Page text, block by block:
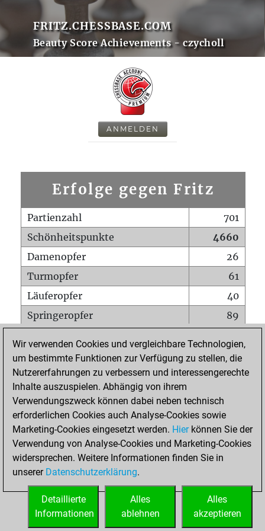
FRITZ.CHESSBASE.COM
Beauty Score Achievements - czycholl
ANMELDEN
Erfolge gegen Fritz
Partienzahl
701
Schönheitspunkte
4660
Damenopfer
26
Turmopfer
61
Läuferopfer
40
Springeropfer
89
Matt auf vollem Brett
0
Bauer setzt Matt
0
Erstickte Matts
Unterverwandlungen
Türme auf der siebten
21
STARTSEITE
Wir verwenden Cookies und vergleichbare Technologien,
um bestimmte Funktionen zur Verfügung zu stellen, die
Nutzererfahrungen zu verbessern und interessengerechte
Inhalte auszuspielen. Abhängig von ihrem
Verwendungszweck können dabei neben technisch
erforderlichen Cookies auch Analyse-Cookies sowie
Marketing-Cookies eingesetzt werden. Hierkönnen Sie der
Verwendung von Analyse-Cookies und Marketing-Cookies
widersprechen. Weitere Informationen finden Sie in
unserer Datenschutzerklärung.
Alles
akzeptieren
Alles
ablehnen
Detaillierte
Informationen